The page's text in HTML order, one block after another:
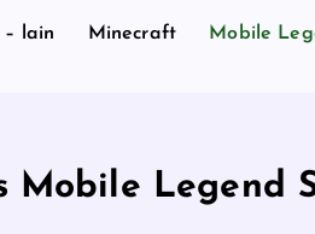
– lain Minecraft Mobile
Legend